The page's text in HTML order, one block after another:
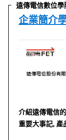
遠傳電信數位學
企業簡介
介紹遠傳電信
重要大事記, 產